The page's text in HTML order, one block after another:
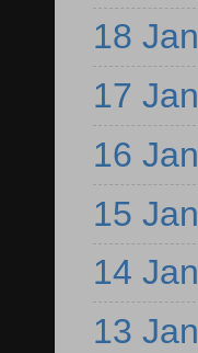
18 Jan
17 Jan
16 Jan
15 Jan
14 Jan
13 Jan